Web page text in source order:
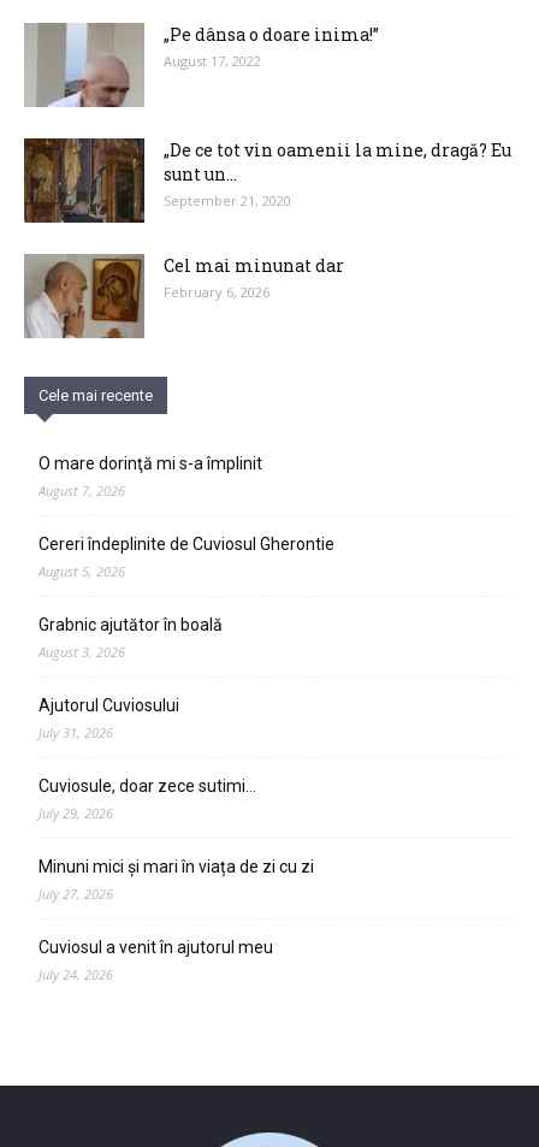
„Pe dânsa o doare inima!”
August 17, 2022
„De ce tot vin oamenii la mine, dragă? Eu
sunt un...
September 21, 2020
Cel mai minunat dar
February 6, 2026
Cele mai recente
O mare dorinţă mi s-a împlinit
August 7, 2026
Cereri îndeplinite de Cuviosul Gherontie
August 5, 2026
Grabnic ajutător în boală
August 3, 2026
Ajutorul Cuviosului
July 31, 2026
Cuviosule, doar zece sutimi…
July 29, 2026
Minuni mici și mari în viața de zi cu zi
July 27, 2026
Cuviosul a venit în ajutorul meu
July 24, 2026